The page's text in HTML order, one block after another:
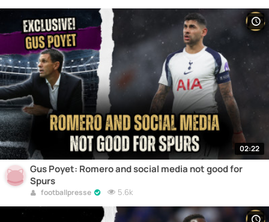
02:22
Gus Poyet: Romero and social media not good for
Spurs
footballpresse 5.6k